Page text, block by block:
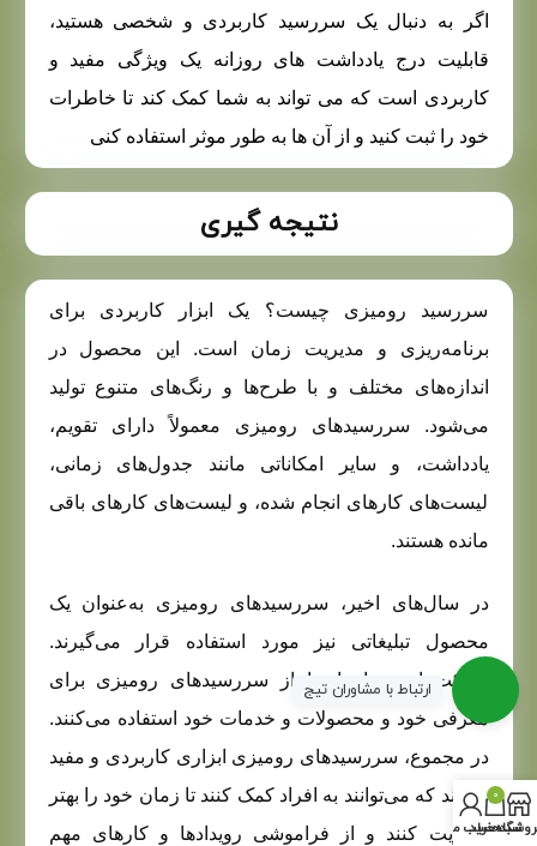
اگر به دنبال یک سررسید کاربردی و شخصی هستید،
قابلیت درج یادداشت های روزانه یک ویژگی مفید و
کاربردی است که می تواند به شما کمک کند تا خاطرات
خود را ثبت کنید و از آن ها به طور موثر استفاده کنی
نتیجه گیری
سررسید رومیزی چیست؟ یک ابزار کاربردی برای
برنامه‌ریزی و مدیریت زمان است. این محصول در
اندازه‌های مختلف و با طرح‌ها و رنگ‌های متنوع تولید
می‌شود. سررسیدهای رومیزی معمولاً دارای تقویم،
یادداشت، و سایر امکاناتی مانند جدول‌های زمانی،
لیست‌های کارهای انجام شده، و لیست‌های کارهای باقی
مانده هستند.
در سال‌های اخیر، سررسیدهای رومیزی به‌عنوان یک
محصول تبلیغاتی نیز مورد استفاده قرار می‌گیرند.
شرکت‌ها و سازمان‌ها از سررسیدهای رومیزی برای
معرفی خود و محصولات و خدمات خود استفاده می‌کنند.
در مجموع، سررسیدهای رومیزی ابزاری کاربردی و مفید
هستند که می‌توانند به افراد کمک کنند تا زمان خود را بهتر
مدیریت کنند و از فراموشی رویدادها و کارهای مهم
ارتباط با مشاوران تیج
0
سبد خرید
حساب من